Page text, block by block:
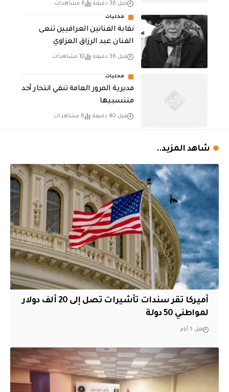
قبل 36 دقيقة 6 مشاهدات
محليات
نقابة الفنانين العراقيين تنعى
الفنان عبد الرزاق العزاوي
قبل 36 دقيقة 10 مشاهدات
محليات
مديرية المرور العامة تنفي انتحار أحد
منتسبيها
قبل 40 دقيقة 6 مشاهدات
شاهد المزيد..
أميركا تقر سندات تأشيرات تصل إلى 20 ألف دولار
لمواطني 50 دولة
قبل 5 أيام